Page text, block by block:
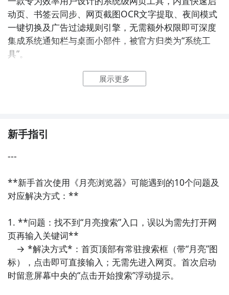
动页、书签云同步、网页截图OCR文字提取、夜间模式
一键切换及广告过滤规则引擎，无需额外权限即可深度
集成系统通知栏与桌面小部件，被官方归类为“系统工
具”。
并可绑定系统音量键实现网页缩放，显著降低内存占
采用沙盒化WebView封装技术，为每个网页创建独立运
行环境，防止跨站追踪与Cookie共享；支持DNS over
过系统设置入口统一管理，属典型“系统级隐私工具”。
4. 《快捷网页钉选器》
将常用网页固化为系统级“钉选卡片”，可拖拽至桌面任
意位置并实时显示网页标题/未读数（如邮件、待办），
展示更多
新手指引
---
**新手首次使用《月亮浏览器》可能遇到的10个问题及
对应解决方式：**
1. **问题：找不到“月亮搜索”入口，误以为需先打开网
页再输入关键词**
→ *解决方式*：首页顶部有常驻搜索框（带“月亮”图
标），点击即可直接输入；无需先进入网页。首次启动
时留意屏幕中央的“点击开始搜索”浮动提示。